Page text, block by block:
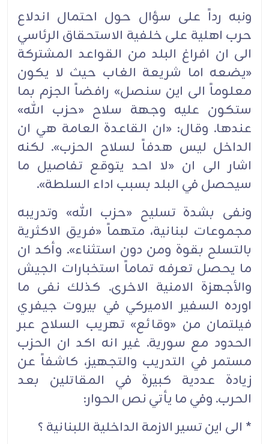
ونبه رداً على سؤال حول احتمال اندلاع
حرب اهلية على خلفية الاستحقاق الرئاسي
الى ان افراغ البلد من القواعد المشتركة
«يضعه اما شريعة الغاب حيث لا يكون
معلوماً الى اين سنصل» رافضاً الجزم بما
ستكون عليه وجهة سلاح «حزب الله»
عندها. وقال: «ان القاعدة العامة هي ان
الداخل ليس هدفاً لسلاح الحزب». لكنه
اشار الى ان «لا احد يتوقع تفاصيل ما
سيحصل في البلد بسبب اداء السلطة».
ونفى بشدة تسليح «حزب الله» وتدريبه
مجموعات لبنانية، متهماً «فريق الاكثرية
بالتسلح بقوة ومن دون استثناء». وأكد ان
ما يحصل تعرفه تماماً استخبارات الجيش
والأجهزة الامنية الاخرى. كذلك نفى ما
اورده السفير الاميركي في بيروت جيفري
فيلتمان من «وقائع» تهريب السلاح عبر
الحدود مع سورية. غير انه اكد ان الحزب
مستمر في التدريب والتجهيز، كاشفاً عن
زيادة عددية كبيرة في المقاتلين بعد
الحرب. وفي ما يأتي نص الحوار:
* الى اين تسير الازمة الداخلية اللبنانية ؟